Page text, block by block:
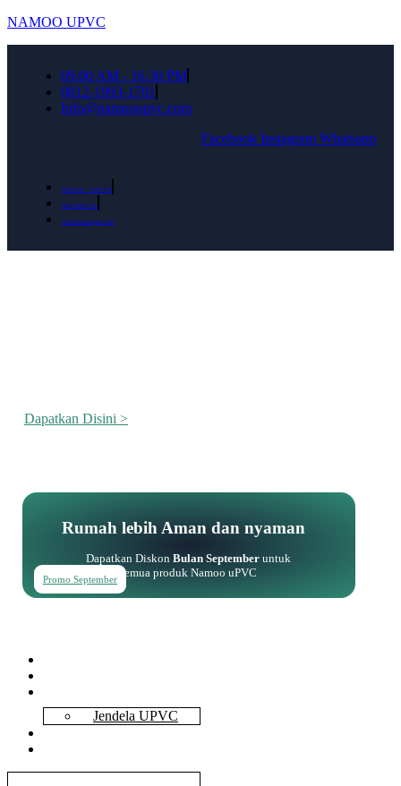
NAMOO UPVC
09.00 AM - 16.30 PM
0812-1993-1701
Info@namooupvc.com
Facebook Instagram Whatsapp
09.00 AM - 16.30 PM
0812-1993-1701
Info@namooupvc.com
Dapatkan Disini >
Rumah lebih Aman dan nyaman
Dapatkan DiskonBulan September untuk
semua produk Namoo uPVC
Promo September
Jendela UPVC